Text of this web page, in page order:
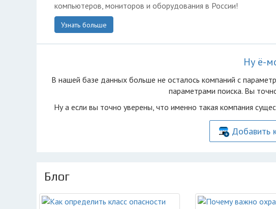
компьютеров, мониторов и оборудования в России!
Узнать больше
Ну ё-
В нашей базе данных больше не осталоcь компаний с
параметрами поиска. Вы
Ну а если вы точно уверены, что именно такая компания
Добавить
Блог